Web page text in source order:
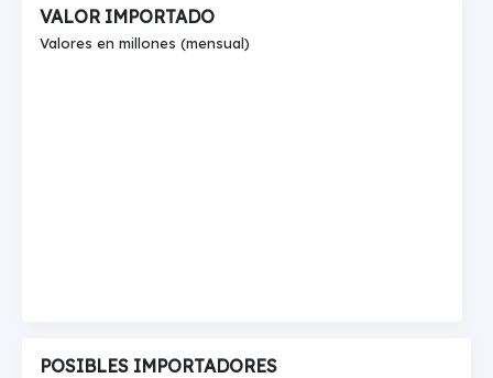
VALOR IMPORTADO
Valores en millones (mensual)
POSIBLES IMPORTADORES